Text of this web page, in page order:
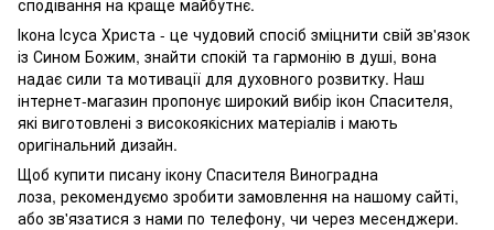
Ікона Ісуса Христа - це чудовий спосіб зміцнити свій зв'язок
із Сином Божим, знайти спокій та гармонію в душі, вона
надає сили та мотивації для духовного розвитку. Наш
інтернет-магазин пропонує широкий вибір ікон Спасителя,
які виготовлені з високоякісних матеріалів і мають
оригінальний дизайн.
Щоб купити писану ікону Спасителя Виноградна
лоза, рекомендуємо зробити замовлення на нашому сайті,
або зв'язатися з нами по телефону, чи через месенджери.